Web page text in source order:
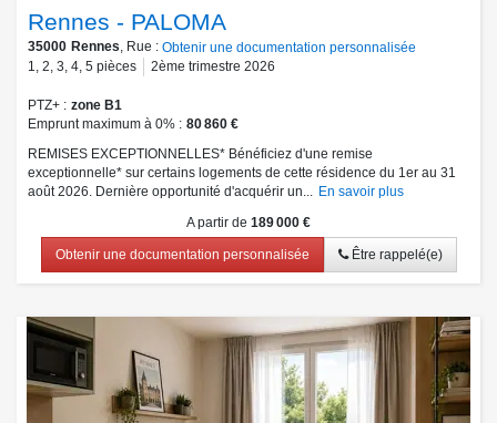
Rennes - PALOMA
35000 Rennes, Rue : Obtenir une documentation personnalisée
1, 2, 3, 4, 5 pièces 2ème trimestre 2026
PTZ+
zone B1
Emprunt maximum à 0%
80 860 €
REMISES EXCEPTIONNELLES* Bénéficiez d'une remise
exceptionnelle* sur certains logements de cette résidence du 1er au 31
août 2026. Dernière opportunité d'acquérir un... En savoir plus
A partir de 189 000 €
Obtenir une documentation personnalisée Être rappelé(e)